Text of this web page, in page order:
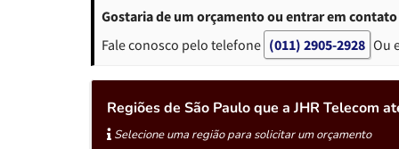
Gostaria de um orçamento ou entrar em
Fale conosco pelo telefone (011) 2905-2928 Ou
Regiões de São Paulo que a JHR Telecom
Selecione uma região para solicitar um orçamento